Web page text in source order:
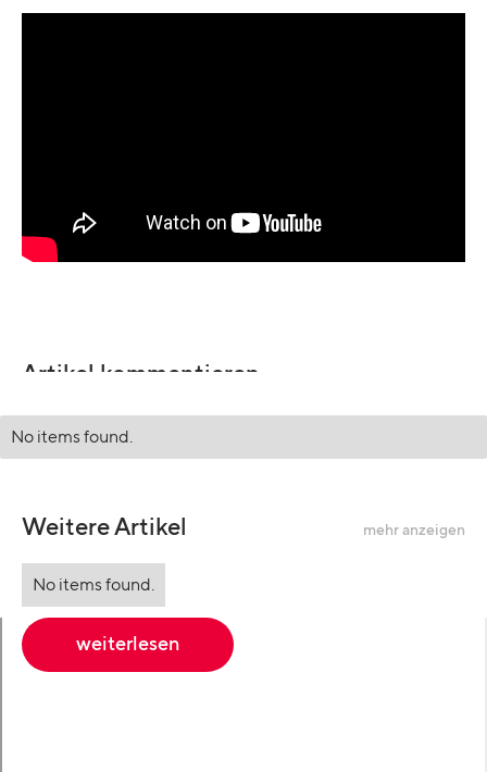
Artikel kommentieren
No items found.
Weitere Artikel mehr anzeigen
No items found.
weiterlesen